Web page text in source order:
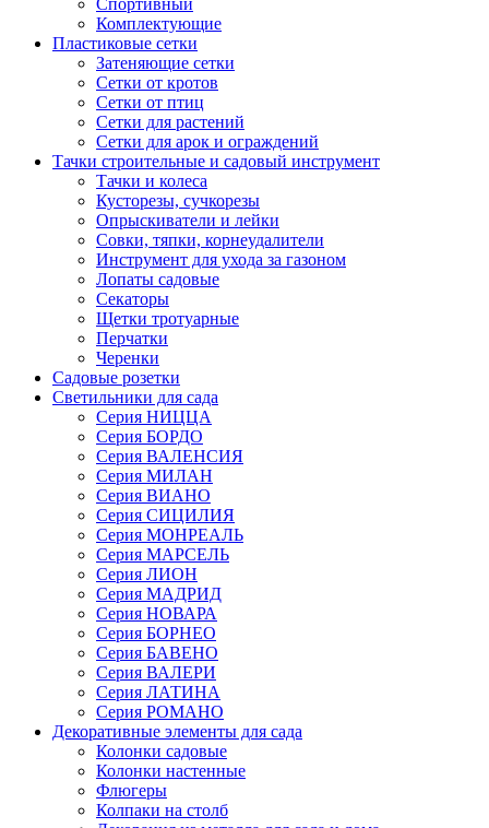
Спортивный
Комплектующие
Пластиковые сетки
Затеняющие сетки
Сетки от кротов
Сетки от птиц
Сетки для растений
Сетки для арок и ограждений
Тачки строительные и садовый инструмент
Тачки и колеса
Кусторезы, сучкорезы
Опрыскиватели и лейки
Совки, тяпки, корнеудалители
Инструмент для ухода за газоном
Лопаты садовые
Секаторы
Щетки тротуарные
Перчатки
Черенки
Садовые розетки
Светильники для сада
Серия НИЦЦА
Серия БОРДО
Серия ВАЛЕНСИЯ
Серия МИЛАН
Серия ВИАНО
Серия СИЦИЛИЯ
Серия МОНРЕАЛЬ
Серия МАРСЕЛЬ
Серия ЛИОН
Серия МАДРИД
Серия НОВАРА
Серия БОРНЕО
Серия БАВЕНО
Серия ВАЛЕРИ
Серия ЛАТИНА
Серия РОМАНО
Декоративные элементы для сада
Колонки садовые
Колонки настенные
Флюгеры
Колпаки на столб